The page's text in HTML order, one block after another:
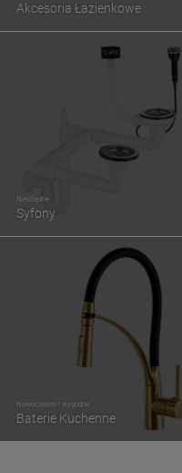
Akcesoria Łazienkowe
Nowoczesne i wygodne
Baterie Kuchenne
Niezbędne
Syfony